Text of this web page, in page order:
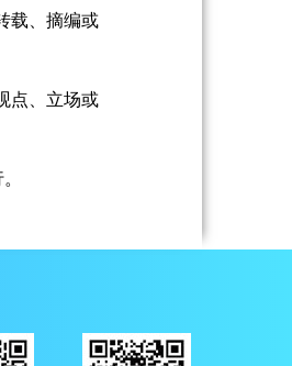
载、摘编或
点、立场或